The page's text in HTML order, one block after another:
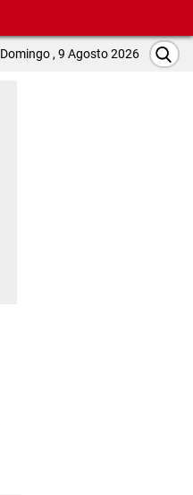
Domingo , 9 Agosto 2026